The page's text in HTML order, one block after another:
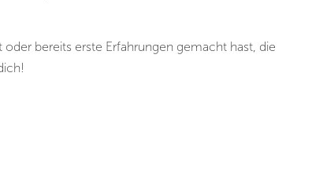
bereits erste Erfahrungen gemacht hast, die